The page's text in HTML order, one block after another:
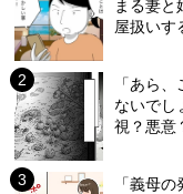
まる妻と
屋扱いす
「あら
ないで
視？悪意
「義母